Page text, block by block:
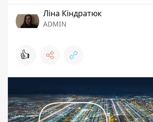
Ліна Кіндратюк
ADMIN
👍